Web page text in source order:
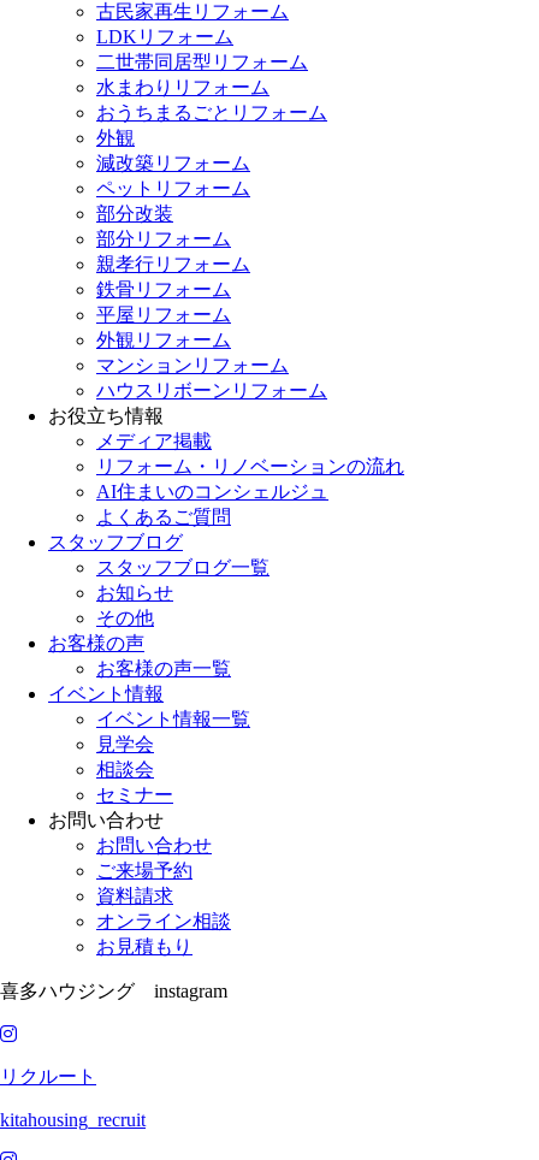
古民家再生リフォーム
LDKリフォーム
二世帯同居型リフォーム
水まわりリフォーム
おうちまるごとリフォーム
外観
減改築リフォーム
ペットリフォーム
部分改装
部分リフォーム
親孝行リフォーム
鉄骨リフォーム
平屋リフォーム
外観リフォーム
マンションリフォーム
ハウスリボーンリフォーム
お役立ち情報
メディア掲載
リフォーム・リノベーションの流れ
AI住まいのコンシェルジュ
よくあるご質問
スタッフブログ
スタッフブログ一覧
お知らせ
その他
お客様の声
お客様の声一覧
イベント情報
イベント情報一覧
見学会
相談会
セミナー
お問い合わせ
お問い合わせ
ご来場予約
資料請求
オンライン相談
お見積もり
喜多ハウジング instagram
リクルート
kitahousing_recruit